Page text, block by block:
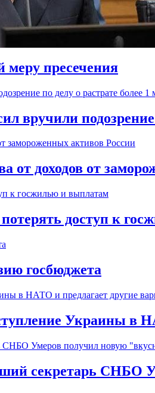
пресечения
вручили подозрение
от доходов от
доступ к
госбюджета
Украины в
секретарь СНБО